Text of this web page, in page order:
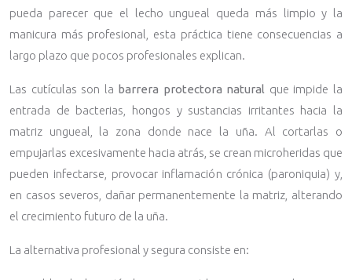
pueda parecer que el lecho ungueal queda más limpio y la
manicura más profesional, esta práctica tiene consecuencias a
largo plazo que pocos profesionales explican.
Las cutículas son la barrera protectora natural que impide la
entrada de bacterias, hongos y sustancias irritantes hacia la
matriz ungueal, la zona donde nace la uña. Al cortarlas o
empujarlas excesivamente hacia atrás, se crean microheridas que
pueden infectarse, provocar inflamación crónica (paroniquia) y,
en casos severos, dañar permanentemente la matriz, alterando
el crecimiento futuro de la uña.
La alternativa profesional y segura consiste en: